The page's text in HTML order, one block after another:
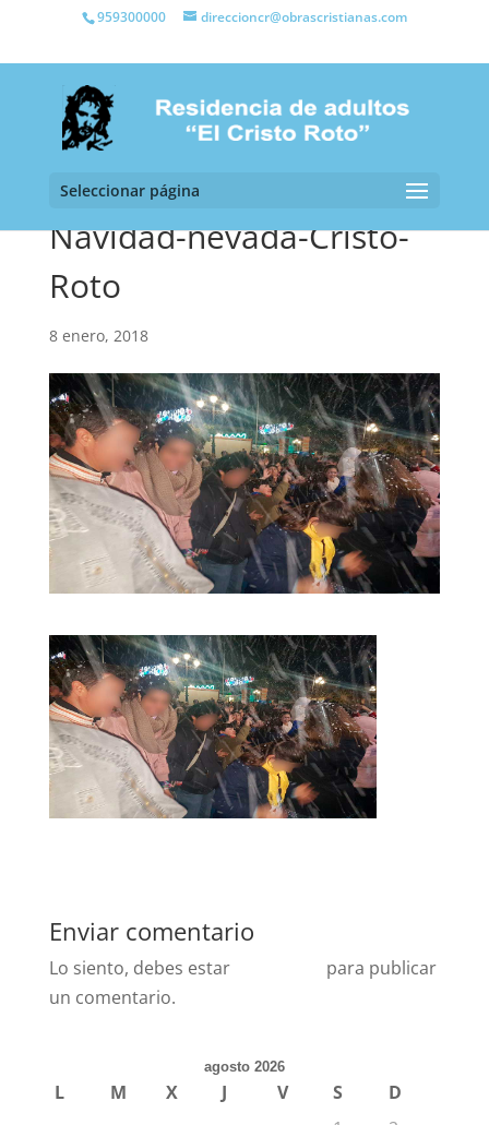
959300000 direccioncr@obrascristianas.com
Seleccionar página
Navidad-nevada-Cristo-
Roto
8 enero, 2018
Enviar comentario
Lo siento, debes estar
para publicar
un comentario.
agosto 2026
L M X J V S
D